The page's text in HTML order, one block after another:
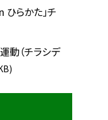
ひらかた」チ
動（チラシデ